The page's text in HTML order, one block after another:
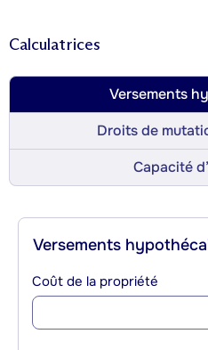
Calculatrices
Versements
Droits de
Capacité
Versements
Coût de la propriété